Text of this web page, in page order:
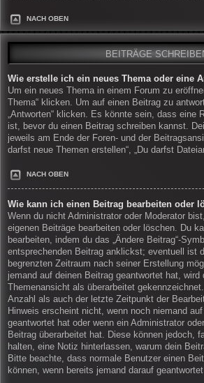
NACH OBEN
BEITRÄGE
Wie erstelle ich ein neues Thema oder eine
Um ein neues Thema in einem Forum zu
Thema“ klicken. Um auf einen Beitrag zu
„Antworten“ klicken. Es könnte sein, dass eine
ist, bevor du einen Beitrag schreiben kannst.
jeweils am Ende der Foren- und der
darfst neue Themen erstellen“, „Du darfst
NACH OBEN
Wie kann ich einen Beitrag bearbeiten oder
Wenn du nicht Administrator oder Moderator
eigenen Beiträge bearbeiten oder löschen. Du
bearbeiten, indem du das „Ändere Beitrag“-
entsprechenden Beitrag anklickst; eventuell ist
begrenzten Zeitraum nach seiner Erstellung
jemand auf deinen Beitrag geantwortet hat, wird
Themenansicht als überarbeitet
Anzahl als auch der letzte Zeitpunkt der
Hinweis erscheint nicht, wenn noch niemand
geantwortet hat oder wenn ein Administrator
Beitrag überarbeitet hat. Diese können jedoch,
halten, eine Notiz hinterlassen, warum dein
Bitte beachte, dass normale Benutzer einen
können, wenn bereits jemand darauf